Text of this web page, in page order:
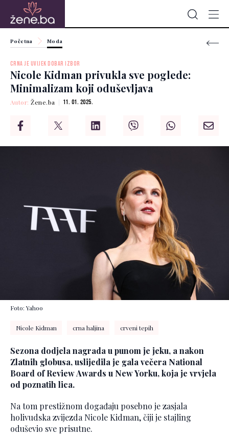
Početna Moda
CRNA JE UVIJEK DOBAR IZBOR
Nicole Kidman privukla sve poglede:
Minimalizam koji oduševljava
Autor:Žene.ba 11. 01. 2025.
Foto: Yahoo
Nicole Kidman crna haljina crveni tepih
Sezona dodjela nagrada u punom je jeku, a nakon
Zlatnih globusa, uslijedila je gala večera National
Board of Review Awards u New Yorku, koja je vrvjela
od poznatih lica.
Na tom prestižnom događaju posebno je zasjala
holivudska zvijezda Nicole Kidman, čiji je stajling
oduševio sve prisutne.